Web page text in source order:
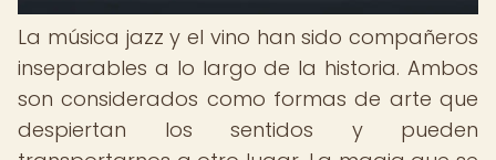
La música jazz y el vino han sido compañeros
inseparables a lo largo de la historia. Ambos
son considerados como formas de arte que
despiertan los sentidos y pueden